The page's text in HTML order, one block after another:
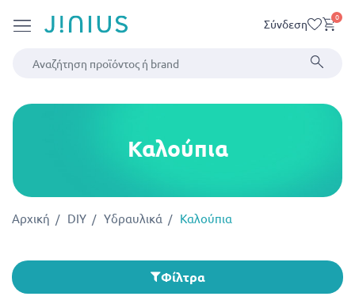
Σύνδεση 0
Καλούπια
Αρχική DIY Υδραυλικά Καλούπια
Φίλτρα